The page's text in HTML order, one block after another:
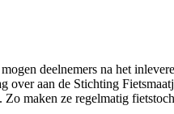
deelnemers na het
over aan de Stichting
maken ze regelmatig